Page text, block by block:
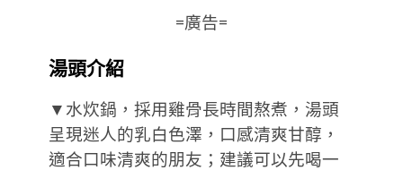
=廣告=
湯頭介紹
▼水炊鍋，採用雞骨長時間熬煮，湯頭
呈現迷人的乳白色澤，口感清爽甘醇，
適合口味清爽的朋友；建議可以先喝一